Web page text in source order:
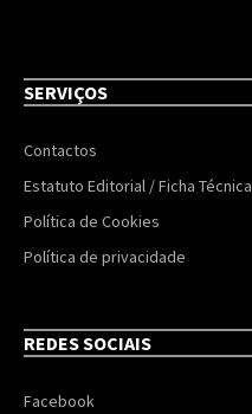
SERVIÇOS
Contactos
Estatuto Editorial / Ficha Técnica
Política de Cookies
Política de privacidade
REDES SOCIAIS
Facebook